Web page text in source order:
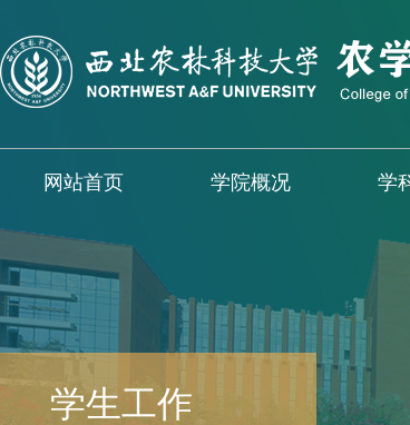
网站首页 学院概况 学
学生工作